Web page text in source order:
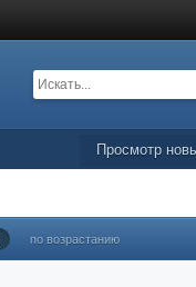
Просмотр
по возрастанию